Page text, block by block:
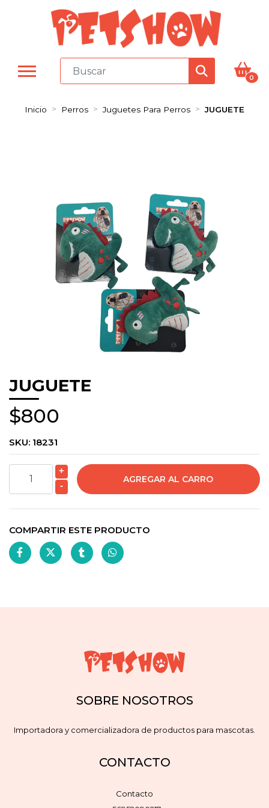
0
Inicio Perros Juguetes Para Perros JUGUETE
JUGUETE
$800
SKU: 18231
+
-
COMPARTIR ESTE PRODUCTO
SOBRE NOSOTROS
Importadora y comercializadora de productos para mascotas.
CONTACTO
Contacto